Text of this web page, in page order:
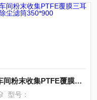
车间粉末收集PTFE覆膜三耳除尘滤筒350*900
型号：